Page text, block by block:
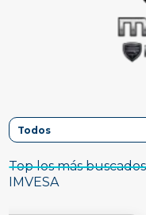
Top los más
IMVESA